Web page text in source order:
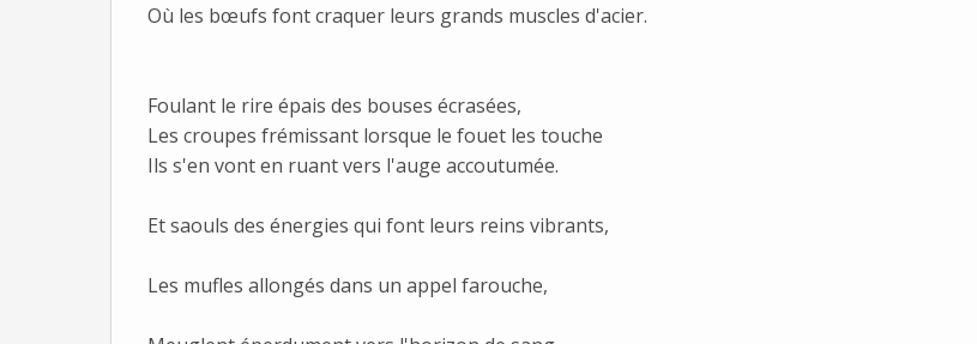
Où les bœufs font craquer leurs grands muscles d'acier.
Foulant le rire épais des bouses écrasées,
Les croupes frémissant lorsque le fouet les touche
Ils s'en vont en ruant vers l'auge accoutumée.
Et saouls des énergies qui font leurs reins vibrants,
Les mufles allongés dans un appel farouche,